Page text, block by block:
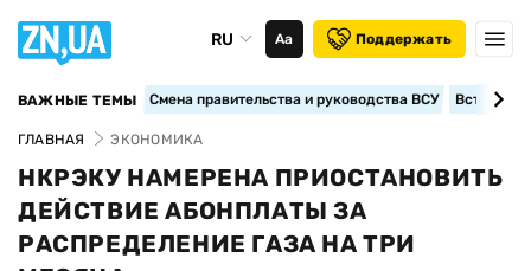
RU Аа Поддержать
ВАЖНЫЕ ТЕМЫ Смена правительства и руководства ВСУ
ГЛАВНАЯ ЭКОНОМИКА
НКРЭКУ НАМЕРЕНА ПРИОСТАНОВИТЬ
ДЕЙСТВИЕ АБОНПЛАТЫ ЗА
РАСПРЕДЕЛЕНИЕ ГАЗА НА ТРИ